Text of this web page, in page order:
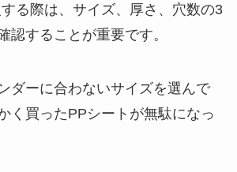
る際は、サイズ、厚さ、穴数の3
認することが重要です。
ダーに合わないサイズを選んで
く買ったPPシートが無駄になっ